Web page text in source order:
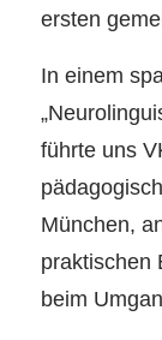
ersten
In einem
führte uns
München,
praktischen
beim